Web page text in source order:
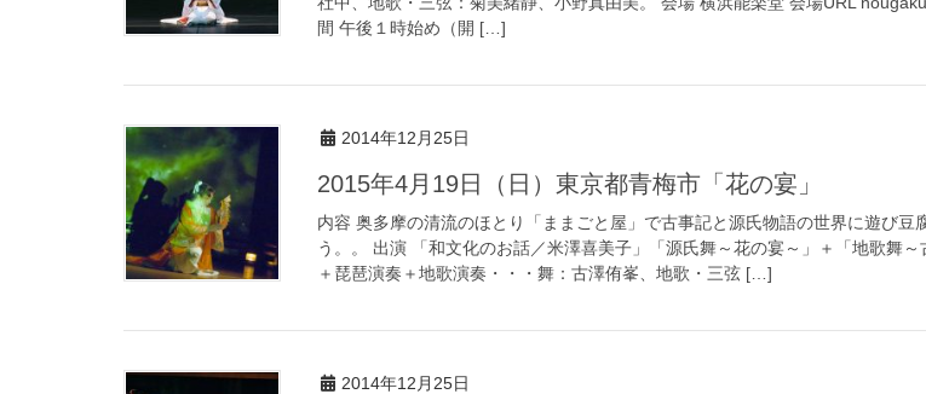
間 午後１時始め（開 […]
2014年12月25日
2015年4月19日（日）東京都青梅市「花の宴」
内容 奥多摩の清流のほとり「ままごと屋」で古事記と源氏物語の世界に遊び豆
う。。 出演 「和文化のお話／米澤喜美子」「源氏舞～花の宴～」＋「地歌舞～
＋琵琶演奏＋地歌演奏・・・舞：古澤侑峯、地歌・三弦 […]
2014年12月25日